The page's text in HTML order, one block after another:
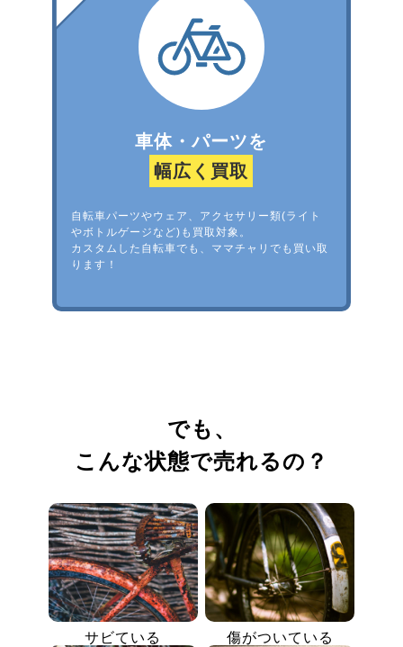
車体・パーツを
幅広く買取
自転車パーツやウェア、アクセサリー類(ライト
やボトルゲージなど)も買取対象。
カスタムした自転車でも、ママチャリでも買い取
ります！
でも、
こんな状態で売れるの？
サビている 傷がついている